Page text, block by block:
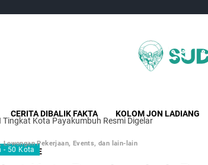
CERITA DIBALIK FAKTA KOLOM JON LADIANG
Lowongan Pekerjaan, Events, dan lain-lain
GARENDE
Tingkat Kota Payakumbuh Resmi Digelar
- 50 Kota